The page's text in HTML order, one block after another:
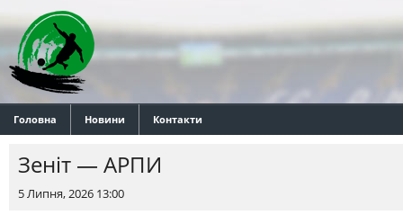
Головна Новини Контакти
Зеніт — АРПИ
5 Липня, 2026 13:00